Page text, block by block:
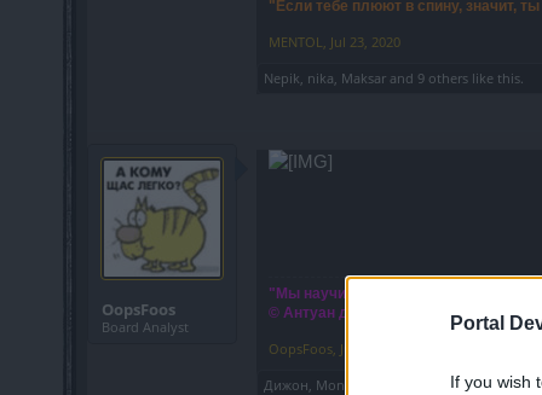
Portal
If you wish
"Если тебе плюют в спину, значит,
MENTOL, Jul 23, 2020
Nepik, nika, Maksar and 9 others like this.
OopsFoos
Board Analyst
"Мы научились летать в воздухе,
© Антуан де Сент-Экзюпери.
OopsFoos, Jul 24, 2020
Дижон, Mongoose ElenaLionessand9